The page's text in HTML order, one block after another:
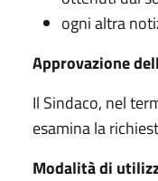
ogni altra
Approvazione
Il Sindaco, nel
esamina la
Modalità di